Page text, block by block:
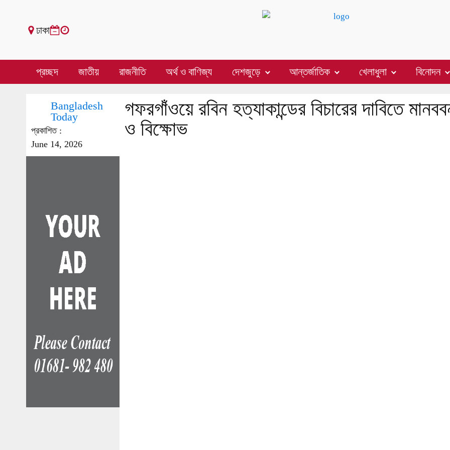
ঢাকা
প্রচ্ছদ জাতীয় রাজনীতি অর্থ ও বাণিজ্য দেশজুড়ে আন্তর্জাতিক খেলাধুলা বিনোদন
Bangladesh
Today
প্রকাশিত :
June 14, 2026
গফরগাঁওয়ে রবিন হত্যাকান্ডের বিচারের দাবিতে
ও বিক্ষোভ